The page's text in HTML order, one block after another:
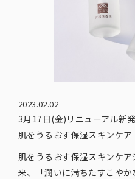
2023.02.02
3月17日(金)リニューアル新
肌をうるおす保湿スキンケア
肌をうるおす保湿スキンケ
来、「潤いに満ちたすこや